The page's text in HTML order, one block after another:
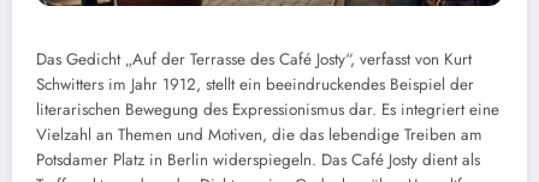
Das Gedicht „Auf der Terrasse des Café Josty“, verfasst von Kurt
Schwitters im Jahr 1912, stellt ein beeindruckendes Beispiel der
literarischen Bewegung des Expressionismus dar. Es integriert eine
Vielzahl an Themen und Motiven, die das lebendige Treiben am
Potsdamer Platz in Berlin widerspiegeln. Das Café Josty dient als